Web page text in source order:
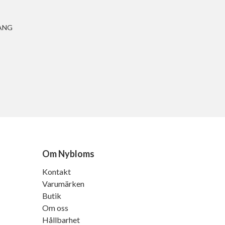
Om Nybloms
Kontakt
Varumärken
Butik
Om oss
Hållbarhet